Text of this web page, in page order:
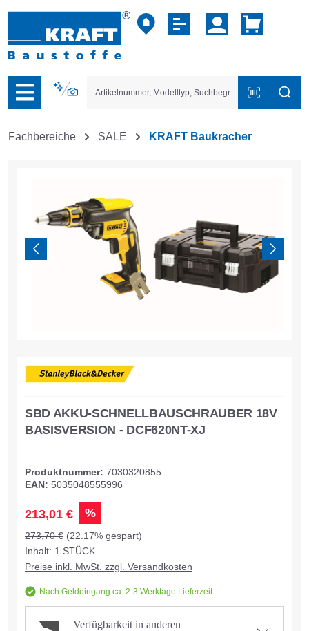
der B2B-Plattform springen
Fachbereiche SALE KRAFT Baukracher
SBD AKKU-SCHNELLBAUSCHRAUBER 18V
BASISVERSION - DCF620NT-XJ
Produktnummer: 7030320855
EAN: 5035048555996
213,01 € %
273,70 € (22.17% gespart)
Inhalt: 1 STÜCK
Preise inkl. MwSt. zzgl. Versandkosten
Nach Geldeingang ca. 2-3 Werktage Lieferzeit
Verfügbarkeit in anderen